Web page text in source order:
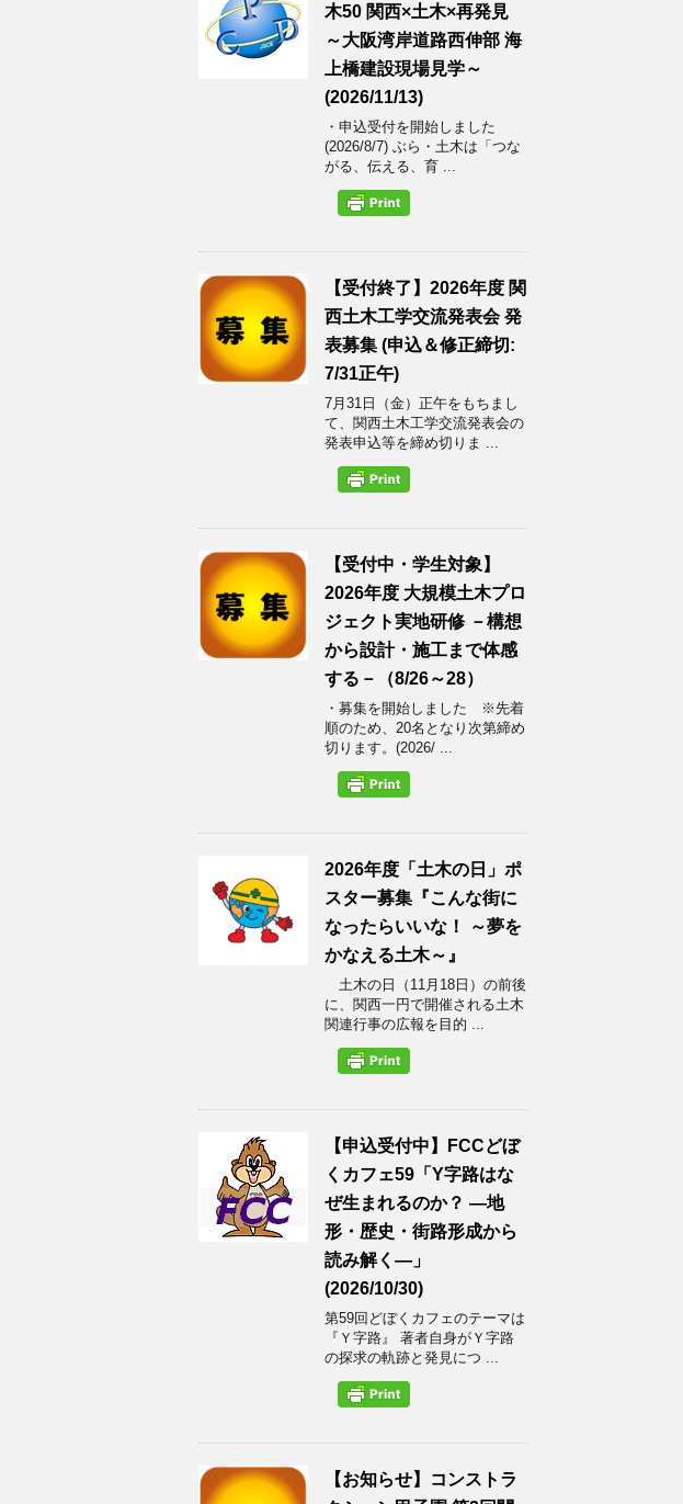
木50 関西×土木×再発見
～大阪湾岸道路西伸部 海
上橋建設現場見学～
(2026/11/13)
・申込受付を開始しました
(2026/8/7) ぶら・土木は「つな
がる、伝える、育 ...
【受付終了】2026年度 関
西土木工学交流発表会 発
表募集 (申込＆修正締切:
7/31正午)
7月31日（金）正午をもちまし
て、関西土木工学交流発表会の
発表申込等を締め切りま ...
【受付中・学生対象】
2026年度 大規模土木プロ
ジェクト実地研修 －構想
から設計・施工まで体感
する－（8/26～28）
・募集を開始しました ※先着
順のため、20名となり次第締め
切ります。(2026/ ...
2026年度「土木の日」ポ
スター募集『こんな街に
なったらいいな！ ～夢を
かなえる土木～』
土木の日（11月18日）の前後
に、関西一円で開催される土木
関連行事の広報を目的 ...
【申込受付中】FCCどぼ
くカフェ59「Y字路はな
ぜ生まれるのか？ ―地
形・歴史・街路形成から
読み解く―」
(2026/10/30)
第59回どぼくカフェのテーマは
『Ｙ字路』 著者自身がＹ字路
の探求の軌跡と発見につ ...
【お知らせ】コンストラ